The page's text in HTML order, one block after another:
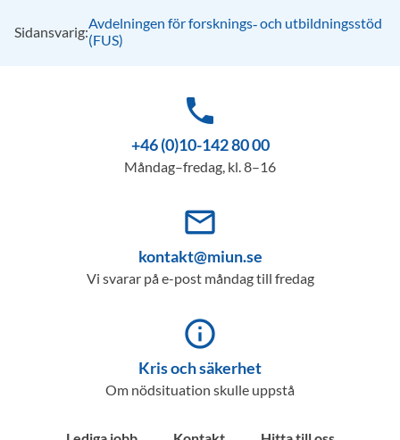
Sidansvarig:Avdelningen för forsknings‑ och utbildningsstöd
(FUS)
phone
+46 (0)10-142 80 00
Måndag–fredag, kl. 8–16
mail_outline
kontakt@miun.se
Vi svarar på e-post måndag till fredag
info_outline
Kris och säkerhet
Om nödsituation skulle uppstå